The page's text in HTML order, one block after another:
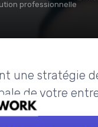
professionnelle
une stratégie
de votre